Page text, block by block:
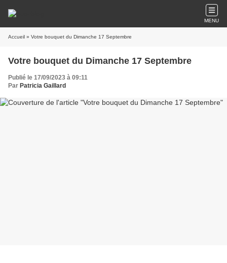
MENU
Accueil » Votre bouquet du Dimanche 17 Septembre
Votre bouquet du Dimanche 17 Septembre
Publié le 17/09/2023 à 09:11
Par Patricia Gaillard